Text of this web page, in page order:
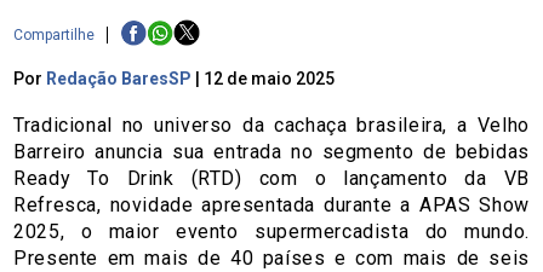
Compartilhe
Por Redação BaresSP 12 de maio 2025
Tradicional no universo da cachaça brasileira, a Velho
Barreiro anuncia sua entrada no segmento de bebidas
Ready To Drink (RTD) com o lançamento da VB
Refresca, novidade apresentada durante a APAS Show
2025, o maior evento supermercadista do mundo.
Presente em mais de 40 países e com mais de seis